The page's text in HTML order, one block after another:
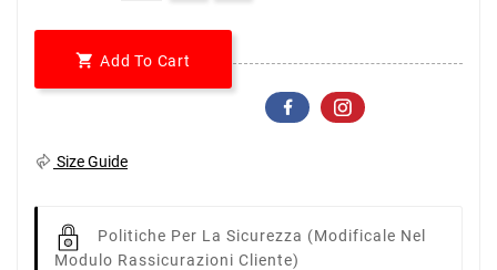
 Add To Cart
Size Guide
Politiche Per La Sicurezza (modificale Nel
Modulo Rassicurazioni Cliente)